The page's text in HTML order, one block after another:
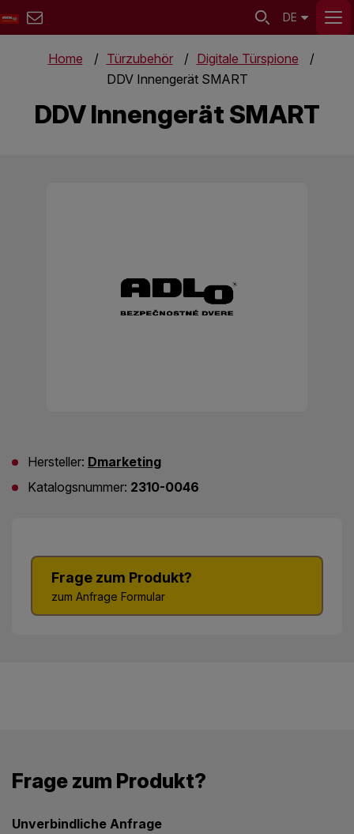
DE
Home Türzubehör
Digitale Türspione
DDV Innengerät SMART
DDV Innengerät SMART
Frage zum Produkt?
zum Anfrage Formular
Hersteller: Dmarketing
Katalogsnummer: 2310-0046
Frage zum Produkt?
Unverbindliche Anfrage